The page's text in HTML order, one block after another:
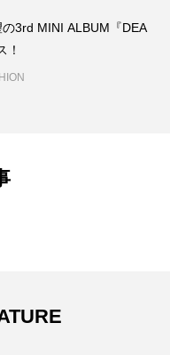
3rd MINI ALBUM『DEA
！